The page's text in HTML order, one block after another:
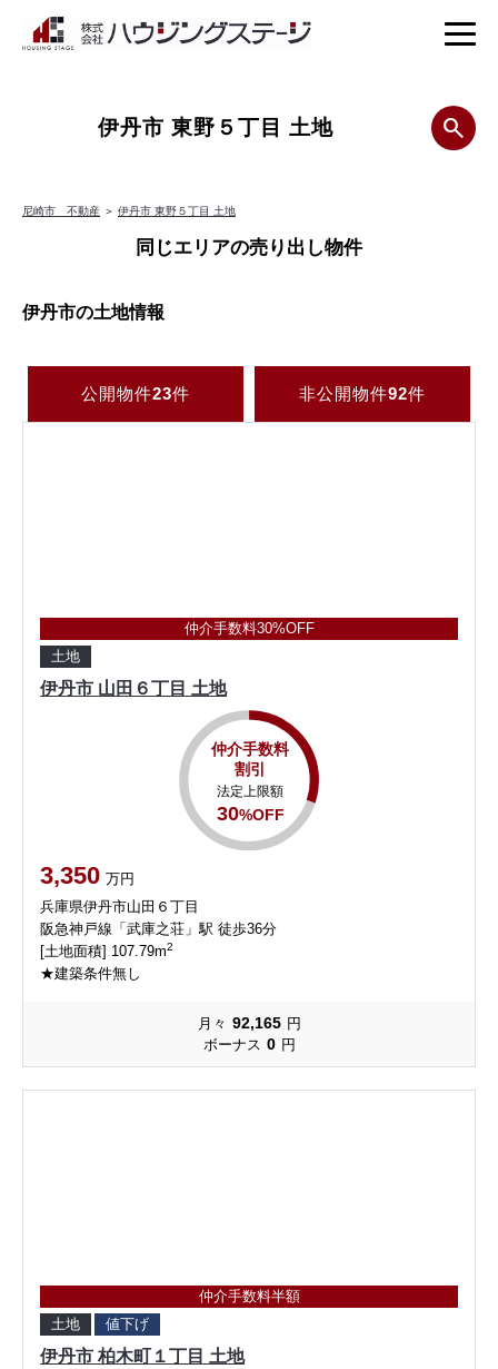
伊丹市 東野５丁目 土地
尼崎市 不動産 ＞ 伊丹市 東野５丁目 土地
同じエリアの売り出し物件
伊丹市の土地情報
公開物件23件 非公開物件92件
仲介手数料30%OFF
土地
伊丹市 山田６丁目 土地
仲介手数料
割引
法定上限額
30%OFF
3,350 万円
兵庫県伊丹市山田６丁目
阪急神戸線「武庫之荘」駅 徒歩36分
[土地面積] 107.79m2
★建築条件無し
月々 92,165 円
ボーナス 0 円
仲介手数料半額
土地
値下げ
伊丹市 柏木町１丁目 土地